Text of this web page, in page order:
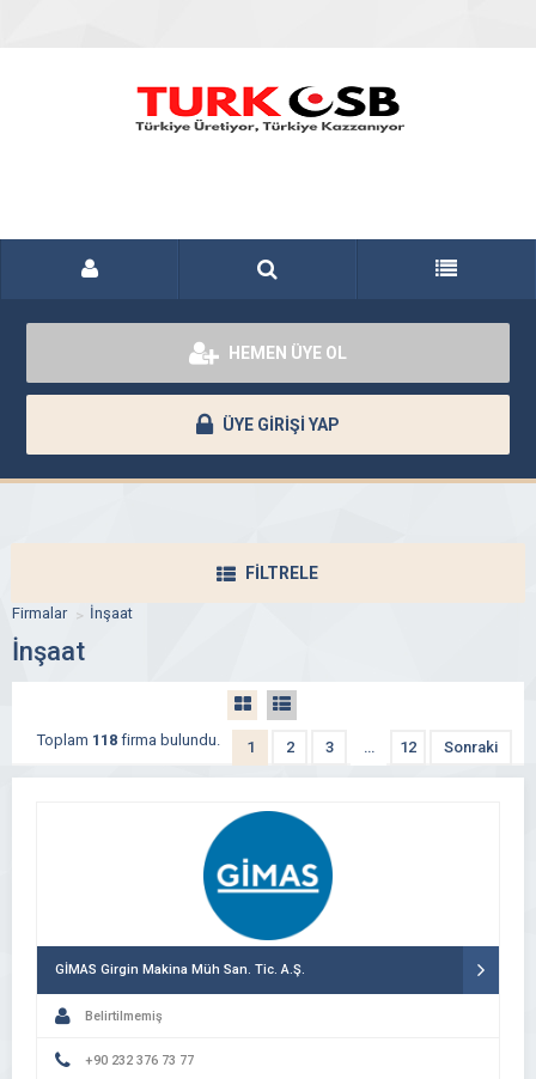
HEMEN ÜYE OL
ÜYE GİRİŞİ YAP
FİLTRELE
Firmalar İnşaat
İnşaat
Toplam 118firma bulundu. 1 2 3 … 12 Sonraki
GİMAS Girgin Makina Müh San. Tic. A.Ş.
Belirtilmemiş
+90 232 376 73 77